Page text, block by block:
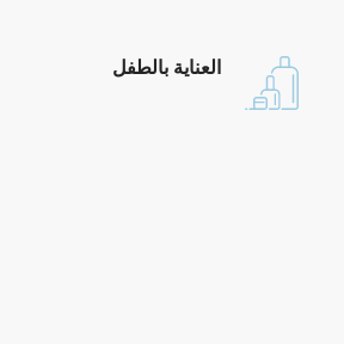
العناية بالطفل